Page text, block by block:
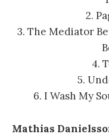
2.
3. The Mediator
4.
5.
6. I Wash My
Mathias